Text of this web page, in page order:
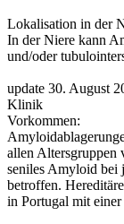
Lokalisation in der
In der Niere kann
und/oder
update 30. August
Klinik
Vorkommen:
allen Altersgruppen
seniles Amyloid bei
betroffen.
in Portugal mit